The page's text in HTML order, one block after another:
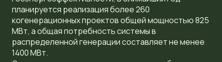
планируется реализация более 260
когенерационных проектов общей мощностью 825
МВт, а общая потребность системы в
распределенной генерации составляет не менее
1400 МВт.